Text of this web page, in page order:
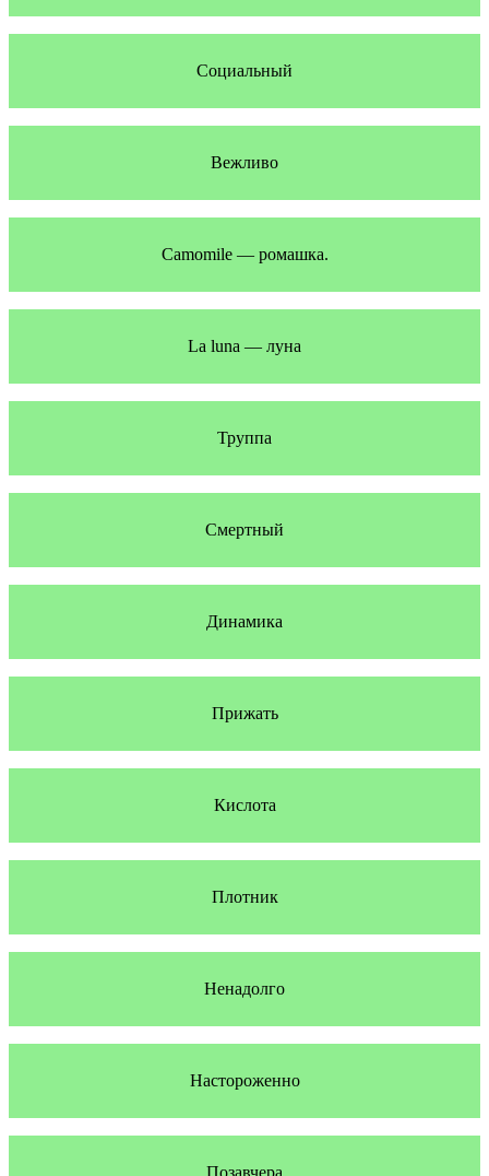
Социальный
Вежливо
Camomile — ромашка.
La luna — луна
Труппа
Смертный
Динамика
Прижать
Кислота
Плотник
Ненадолго
Настороженно